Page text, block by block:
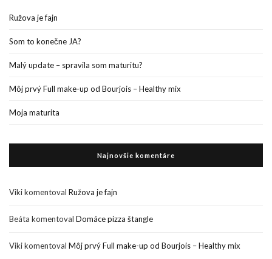
Ružova je fajn
Som to konečne JA?
Malý update – spravila som maturitu?
Môj prvý Full make-up od Bourjois – Healthy mix
Moja maturita
Najnovšie komentáre
Vikikomentoval Ružova je fajn
Beáta komentoval Domáce pizza štangle
Vikikomentoval Môj prvý Full make-up od Bourjois – Healthy mix